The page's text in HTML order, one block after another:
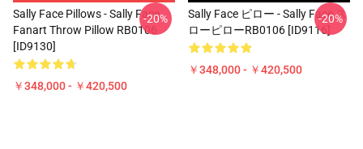
Sally Face Pillows - Sally Face
Fanart Throw Pillow RB0106
[ID9130]
￥348,000 - ￥420,500
-20%
Sally Face ピロー - Sally Face ス
ローピローRB0106 [ID9116]
￥348,000 - ￥420,500
-20%